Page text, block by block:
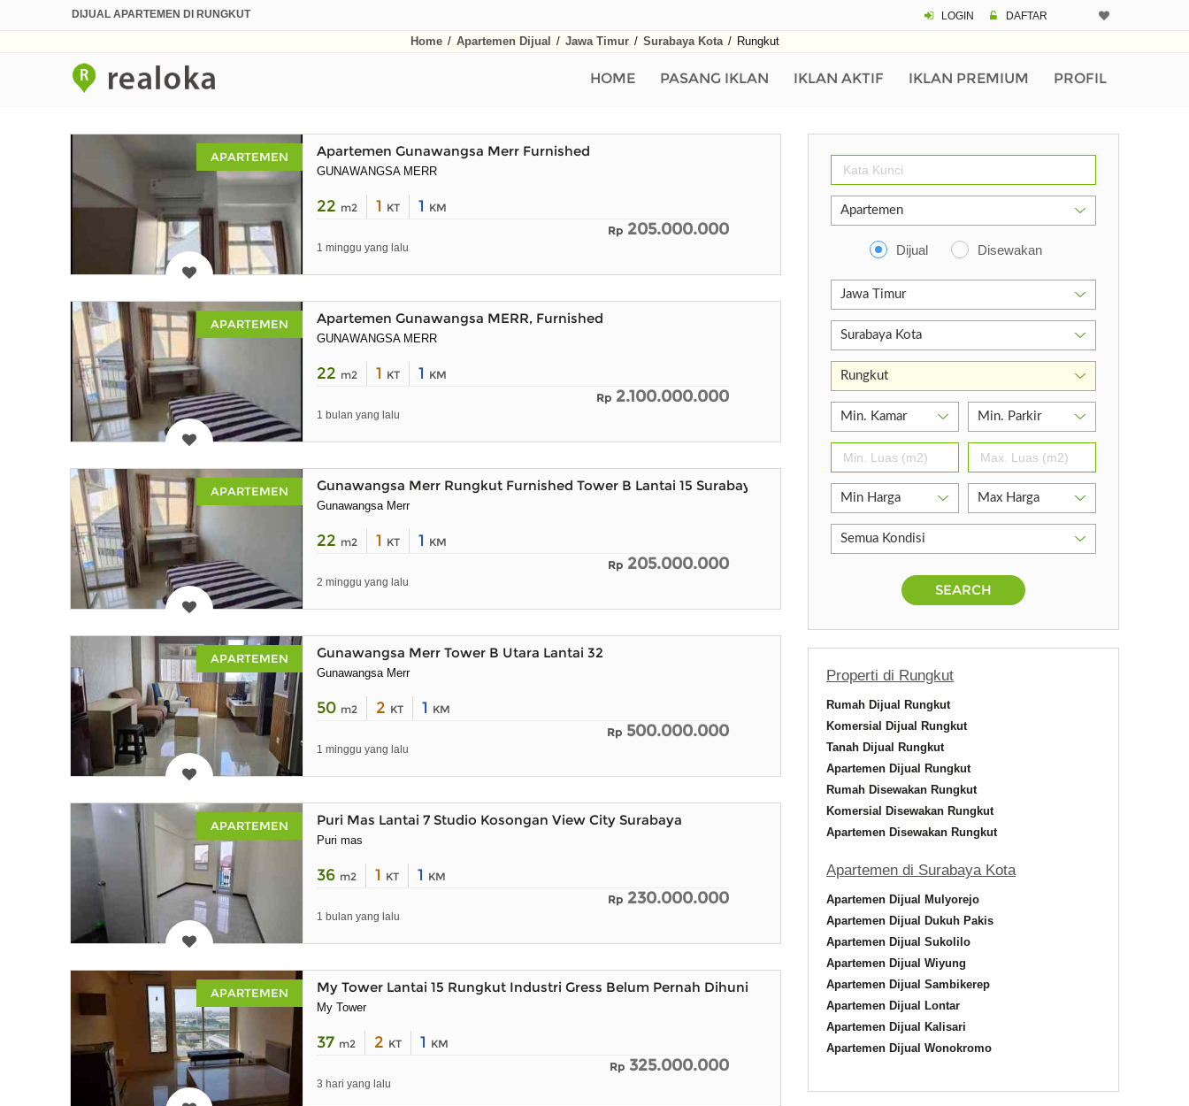
DIJUAL APARTEMEN DI RUNGKUT LOGIN DAFTAR
Home / Apartemen Dijual / Jawa Timur / Surabaya Kota / Rungkut
HOME PASANG IKLAN IKLAN AKTIF IKLAN PREMIUM PROFIL
APARTEMEN Apartemen Gunawangsa Merr Furnished
GUNAWANGSA MERR
22 m2 1 KT 1 KM
Rp 205.000.000
1 minggu yang lalu
APARTEMEN Apartemen Gunawangsa MERR, Furnished
GUNAWANGSA MERR
22 m2 1 KT 1 KM
Rp 2.100.000.000
1 bulan yang lalu
APARTEMEN Gunawangsa Merr Rungkut Furnished Tower B Lantai 15 Surabaya Nego
Gunawangsa Merr
22 m2 1 KT 1 KM
Rp 205.000.000
2 minggu yang lalu
APARTEMEN Gunawangsa Merr Tower B Utara Lantai 32
Gunawangsa Merr
50 m2 2 KT 1 KM
Rp 500.000.000
1 minggu yang lalu
APARTEMEN Puri Mas Lantai 7 Studio Kosongan View City Surabaya
Puri mas
36 m2 1 KT 1 KM
Rp 230.000.000
1 bulan yang lalu
APARTEMEN My Tower Lantai 15 Rungkut Industri Gress Belum Pernah Dihuni
My Tower
37 m2 2 KT 1 KM
Rp 325.000.000
3 hari yang lalu
Dijual Disewakan
SEARCH
Properti di Rungkut
Rumah Dijual Rungkut
Komersial Dijual Rungkut
Tanah Dijual Rungkut
Apartemen Dijual Rungkut
Rumah Disewakan Rungkut
Komersial Disewakan Rungkut
Apartemen Disewakan Rungkut
Apartemen di Surabaya Kota
Apartemen Dijual Mulyorejo
Apartemen Dijual Dukuh Pakis
Apartemen Dijual Sukolilo
Apartemen Dijual Wiyung
Apartemen Dijual Sambikerep
Apartemen Dijual Lontar
Apartemen Dijual Kalisari
Apartemen Dijual Wonokromo